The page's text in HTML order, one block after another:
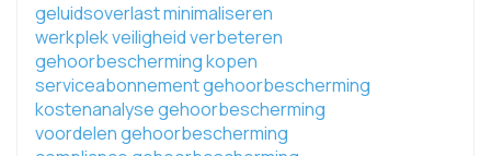
geluidsoverlast minimaliseren
werkplek veiligheid verbeteren
gehoorbescherming kopen
serviceabonnement gehoorbescherming
kostenanalyse gehoorbescherming
voordelen gehoorbescherming